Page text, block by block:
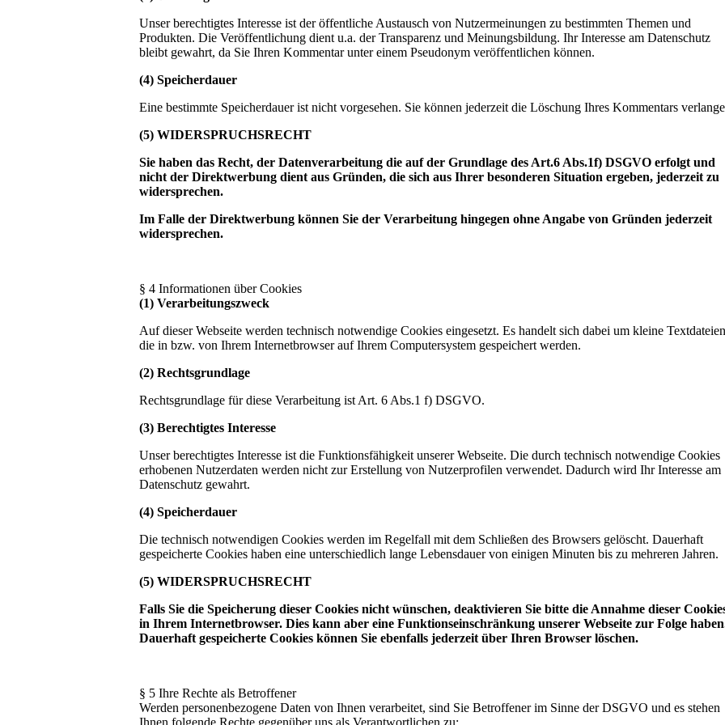
Unser berechtigtes Interesse ist der öffentliche Austausch von Nutzermeinungen zu bestimmten Themen und
Produkten. Die Veröffentlichung dient u.a. der Transparenz und Meinungsbildung. Ihr Interesse am Datenschutz
bleibt gewahrt, da Sie Ihren Kommentar unter einem Pseudonym veröffentlichen können.
(4) Speicherdauer
Eine bestimmte Speicherdauer ist nicht vorgesehen. Sie können jederzeit die Löschung Ihres Kommentars
(5) WIDERSPRUCHSRECHT
Sie haben das Recht, der Datenverarbeitung die auf der Grundlage des Art.6 Abs.1f) DSGVO erfolgt und
nicht der Direktwerbung dient aus Gründen, die sich aus Ihrer besonderen Situation ergeben, jederzeit zu
widersprechen.
Im Falle der Direktwerbung können Sie der Verarbeitung hingegen ohne Angabe von Gründen jederzeit
widersprechen.
§ 4 Informationen über Cookies
(1) Verarbeitungszweck
Auf dieser Webseite werden technisch notwendige Cookies eingesetzt. Es handelt sich dabei um kleine
die in bzw. von Ihrem Internetbrowser auf Ihrem Computersystem gespeichert werden.
(2) Rechtsgrundlage
Rechtsgrundlage für diese Verarbeitung ist Art. 6 Abs.1 f) DSGVO.
(3) Berechtigtes Interesse
Unser berechtigtes Interesse ist die Funktionsfähigkeit unserer Webseite. Die durch technisch notwendige Cookies
erhobenen Nutzerdaten werden nicht zur Erstellung von Nutzerprofilen verwendet. Dadurch wird Ihr Interesse am
Datenschutz gewahrt.
(4) Speicherdauer
Die technisch notwendigen Cookies werden im Regelfall mit dem Schließen des Browsers gelöscht. Dauerhaft
gespeicherte Cookies haben eine unterschiedlich lange Lebensdauer von einigen Minuten bis zu mehreren Jahren.
(5) WIDERSPRUCHSRECHT
Falls Sie die Speicherung dieser Cookies nicht wünschen, deaktivieren Sie bitte die Annahme dieser
in Ihrem Internetbrowser. Dies kann aber eine Funktionseinschränkung unserer Webseite zur Folge
Dauerhaft gespeicherte Cookies können Sie ebenfalls jederzeit über Ihren Browser löschen.
§ 5 Ihre Rechte als Betroffener
Werden personenbezogene Daten von Ihnen verarbeitet, sind Sie Betroffener im Sinne der DSGVO und es stehen
Ihnen folgende Rechte gegenüber uns als Verantwortlichen zu: